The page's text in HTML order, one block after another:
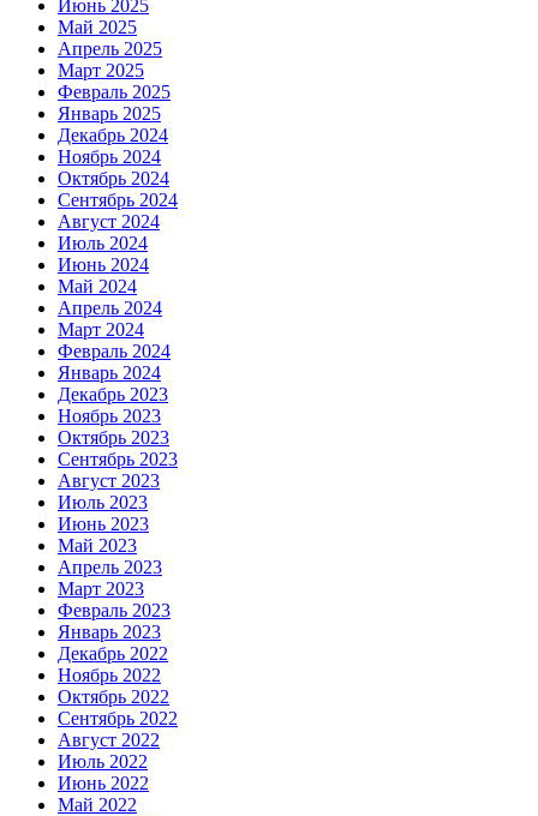
Июнь 2025
Май 2025
Апрель 2025
Март 2025
Февраль 2025
Январь 2025
Декабрь 2024
Ноябрь 2024
Октябрь 2024
Сентябрь 2024
Август 2024
Июль 2024
Июнь 2024
Май 2024
Апрель 2024
Март 2024
Февраль 2024
Январь 2024
Декабрь 2023
Ноябрь 2023
Октябрь 2023
Сентябрь 2023
Август 2023
Июль 2023
Июнь 2023
Май 2023
Апрель 2023
Март 2023
Февраль 2023
Январь 2023
Декабрь 2022
Ноябрь 2022
Октябрь 2022
Сентябрь 2022
Август 2022
Июль 2022
Июнь 2022
Май 2022